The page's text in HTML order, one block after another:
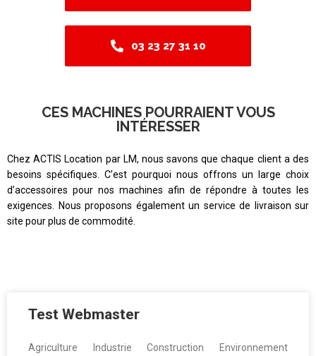
03 23 27 31 10
CES MACHINES POURRAIENT VOUS
INTÉRESSER
Chez ACTIS Location par LM, nous savons que chaque client a des
besoins spécifiques. C’est pourquoi nous offrons un large choix
d’accessoires pour nos machines afin de répondre à toutes les
exigences. Nous proposons également un service de livraison sur
site pour plus de commodité.
Test Webmaster
Agriculture Industrie Construction Environnement